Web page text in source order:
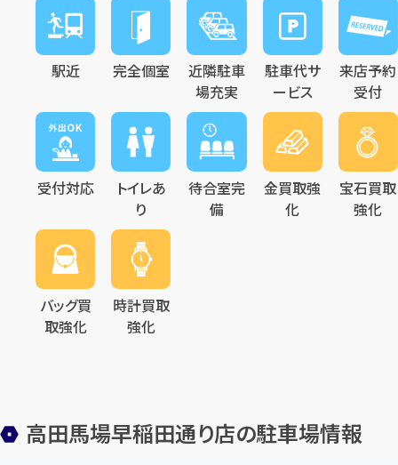
駅近 完全個室
近隣駐車
場充実
駐車代サ
ービス
来店予約
受付
受付対応
トイレあ
り
待合室完
備
金買取強
化
宝石買取
強化
バッグ買
取強化
時計買取
強化
高田馬場早稲田通り店の駐車場情報